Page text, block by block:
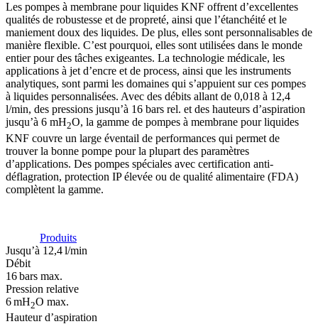
Les pompes à membrane pour liquides KNF offrent d’excellentes
qualités de robustesse et de propreté, ainsi que l’étanchéité et le
maniement doux des liquides. De plus, elles sont personnalisables de
manière flexible. C’est pourquoi, elles sont utilisées dans le monde
entier pour des tâches exigeantes. La technologie médicale, les
applications à jet d’encre et de process, ainsi que les instruments
analytiques, sont parmi les domaines qui s’appuient sur ces pompes
à liquides personnalisées. Avec des débits allant de 0,018 à 12,4
l/min, des pressions jusqu’à 16 bars rel. et des hauteurs d’aspiration
jusqu’à 6 mH2O, la gamme de pompes à membrane pour liquides
KNF couvre un large éventail de performances qui permet de
trouver la bonne pompe pour la plupart des paramètres
d’applications. Des pompes spéciales avec certification anti-
déflagration, protection IP élevée ou de qualité alimentaire (FDA)
complètent la gamme.
Produits
Jusqu’à 12,4 l/min
Débit
16 bars max.
Pression relative
6 mH2O max.
Hauteur d’aspiration